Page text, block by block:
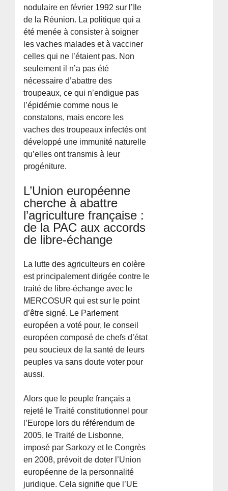
nodulaire en février 1992 sur l’Ile
de la Réunion. La politique qui a
été menée à consister à soigner
les vaches malades et à vacciner
celles qui ne l’étaient pas. Non
seulement il n’a pas été
nécessaire d’abattre des
troupeaux, ce qui n’endigue pas
l’épidémie comme nous le
constatons, mais encore les
vaches des troupeaux infectés ont
développé une immunité naturelle
qu’elles ont transmis à leur
progéniture.
L’Union européenne
cherche à abattre
l’agriculture française :
de la PAC aux accords
de libre-échange
La lutte des agriculteurs en colère
est principalement dirigée contre le
traité de libre-échange avec le
MERCOSUR qui est sur le point
d’être signé. Le Parlement
européen a voté pour, le conseil
européen composé de chefs d’état
peu soucieux de la santé de leurs
peuples va sans doute voter pour
aussi.
Alors que le peuple français a
rejeté le Traité constitutionnel pour
l’Europe lors du référendum de
2005, le Traité de Lisbonne,
imposé par Sarkozy et le Congrès
en 2008, prévoit de doter l’Union
européenne de la personnalité
juridique. Cela signifie que l’UE